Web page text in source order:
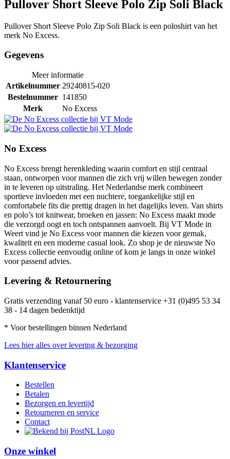
Pullover Short Sleeve Polo Zip Soli Black
Pullover Short Sleeve Polo Zip Soli Black is een poloshirt van het
merk No Excess.
Gegevens
Meer informatie
Artikelnummer 29240815-020
Bestelnummer 141850
Merk
No Excess
No Excess
No Excess brengt herenkleding waarin comfort en stijl centraal
staan, ontworpen voor mannen die zich vrij willen bewegen zonder
in te leveren op uitstraling. Het Nederlandse merk combineert
sportieve invloeden met een nuchtere, toegankelijke stijl en
comfortabele fits die prettig dragen in het dagelijks leven. Van shirts
en polo’s tot knitwear, broeken en jassen: No Excess maakt mode
die verzorgd oogt en toch ontspannen aanvoelt. Bij VT Mode in
Weert vind je No Excess voor mannen die kiezen voor gemak,
kwaliteit en een moderne casual look. Zo shop je de nieuwste No
Excess collectie eenvoudig online of kom je langs in onze winkel
voor passend advies.
Levering & Retournering
Gratis verzending vanaf 50 euro - klantenservice +31 (0)495 53 34
38 - 14 dagen bedenktijd
* Voor bestellingen binnen Nederland
Lees hier alles over levering & bezorging
Klantenservice
Bestellen
Betalen
Bezorgen en levertijd
Retourneren en service
Contact
Onze winkel